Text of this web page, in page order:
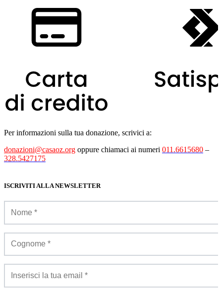
Per informazioni sulla tua donazione, scrivici a:
donazioni@casaoz.org oppure chiamaci ai numeri 011.6615680 –
328.5427175
ISCRIVITI ALLA NEWSLETTER